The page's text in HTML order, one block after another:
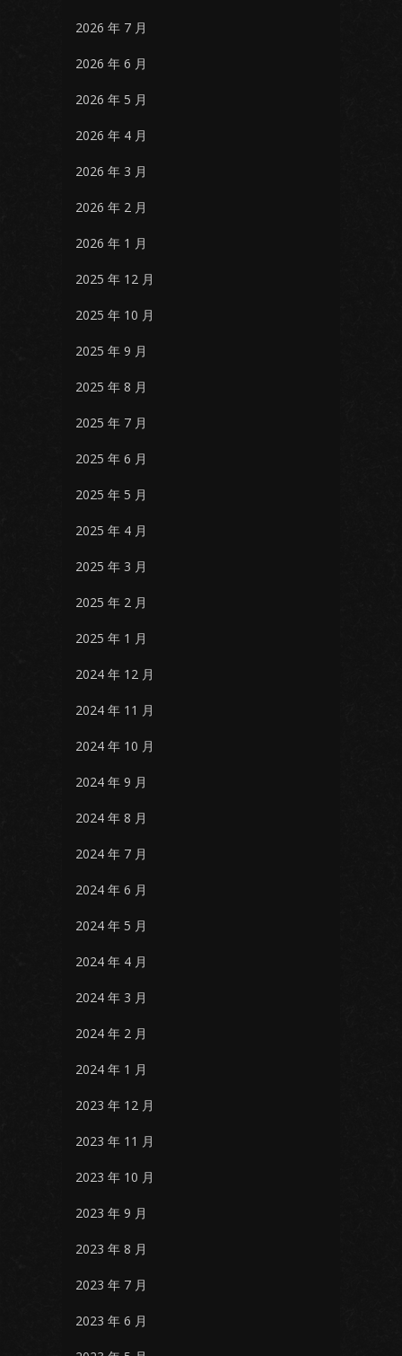
2026 年 7 月
2026 年 6 月
2026 年 5 月
2026 年 4 月
2026 年 3 月
2026 年 2 月
2026 年 1 月
2025 年 12 月
2025 年 10 月
2025 年 9 月
2025 年 8 月
2025 年 7 月
2025 年 6 月
2025 年 5 月
2025 年 4 月
2025 年 3 月
2025 年 2 月
2025 年 1 月
2024 年 12 月
2024 年 11 月
2024 年 10 月
2024 年 9 月
2024 年 8 月
2024 年 7 月
2024 年 6 月
2024 年 5 月
2024 年 4 月
2024 年 3 月
2024 年 2 月
2024 年 1 月
2023 年 12 月
2023 年 11 月
2023 年 10 月
2023 年 9 月
2023 年 8 月
2023 年 7 月
2023 年 6 月